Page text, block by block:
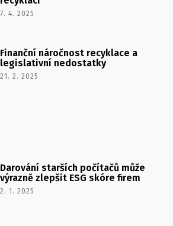
7. 4. 2025
Finanční náročnost recyklace a
legislativní nedostatky
21. 2. 2025
Darování starších počítačů může
výrazně zlepšit ESG skóre firem
2. 1. 2025